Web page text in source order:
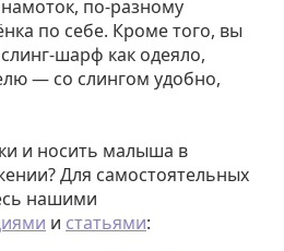
по-разному
по себе. Кроме того, вы
шарф как одеяло,
— со слингом удобно,
и носить малыша в
Для самостоятельных
нашими
и статьями: